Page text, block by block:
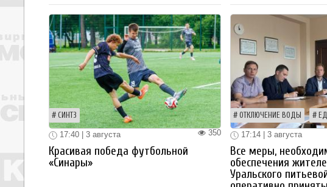
СИНТЗ
350
17:40 | 3 августа
Красивая победа футбольной
«Синары»
ОТКЛЮЧЕНИЕ ВОДЫ
17:14 | 3 августа
Все меры,
обеспечения
Уральского